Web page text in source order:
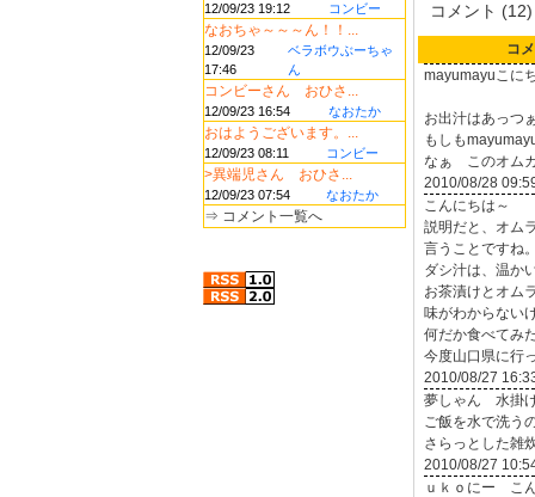
12/09/23 19:12 コンビー
なおちゃ～～～ん！！...
12/09/23
17:46
ベラボウぶーちゃ
ん
コンビーさん おひさ...
12/09/23 16:54 なおたか
おはようございます。...
12/09/23 08:11 コンビー
>異端児さん おひさ...
12/09/23 07:54 なおたか
⇒ コメント一覧へ
コメント (12)
コ
mayumayuこに
お出汁はあっつ
もしも
なぁ このオム
2010/08/28
こんにちは～
説明だと、オム
言うことですね
ダシ汁は、温か
お茶漬けとオム
味がわからない
何だか食べてみ
今度山口県に行
2010/08/27
夢しゃん 水掛
ご飯を水で洗う
さらっとした雑
2010/08/27
ｕｋｏにー こ